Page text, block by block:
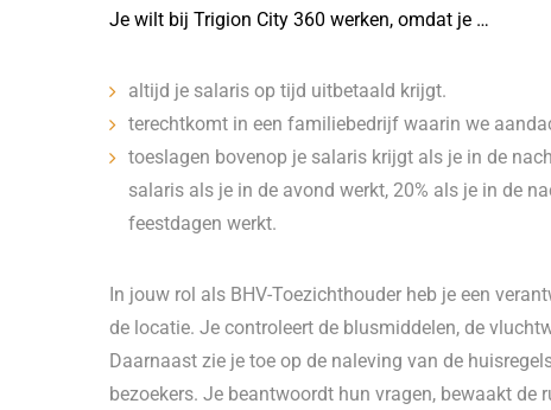
Je wilt bij Trigion City 360 werken, omdat je …
altijd je salaris op tijd uitbetaald krijgt.
terechtkomt in een familiebedrijf waarin we
toeslagen bovenop je salaris krijgt als je in de
salaris als je in de avond werkt, 20% als je in de
feestdagen werkt.
In jouw rol als BHV-Toezichthouder heb je een
de locatie. Je controleert de blusmiddelen, de
Daarnaast zie je toe op de naleving van de
bezoekers. Je beantwoordt hun vragen, bewaakt